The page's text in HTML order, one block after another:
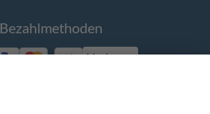
Bezahlmethoden
Vorkasse